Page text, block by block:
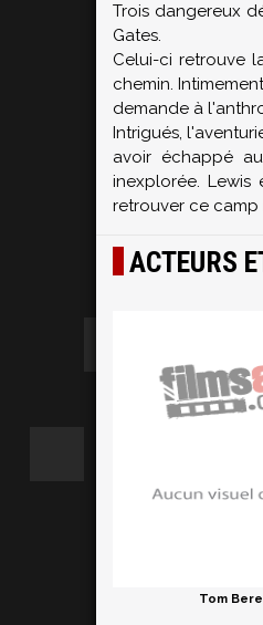
Trois dangereux
Gates.
Celui-ci retrouve
chemin.
demande à
Intrigués,
avoir échappé
inexplorée.
retrouver ce camp
ACTEURS
Tom